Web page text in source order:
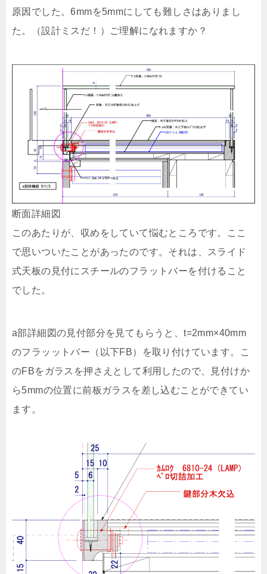
原因でした。6mmを5mmにしても難しさはありまし
た。（設計ミスだ！）ご理解になれますか？
断面詳細図
このあたりが、収めをしていて悩むところです。ここ
で思いついたことがあったのです。それは、スライド
式天板の見付にスチールのフラットバーを付けること
でした。
a部詳細図の見付部分を見てもらうと、t=2mm×40mm
のフラッットバー（以下FB）を取り付けています。こ
のFBをガラスを押さえとして利用したので、見付けか
ら5mmの位置に前板ガラスを差し込むことができてい
ます。